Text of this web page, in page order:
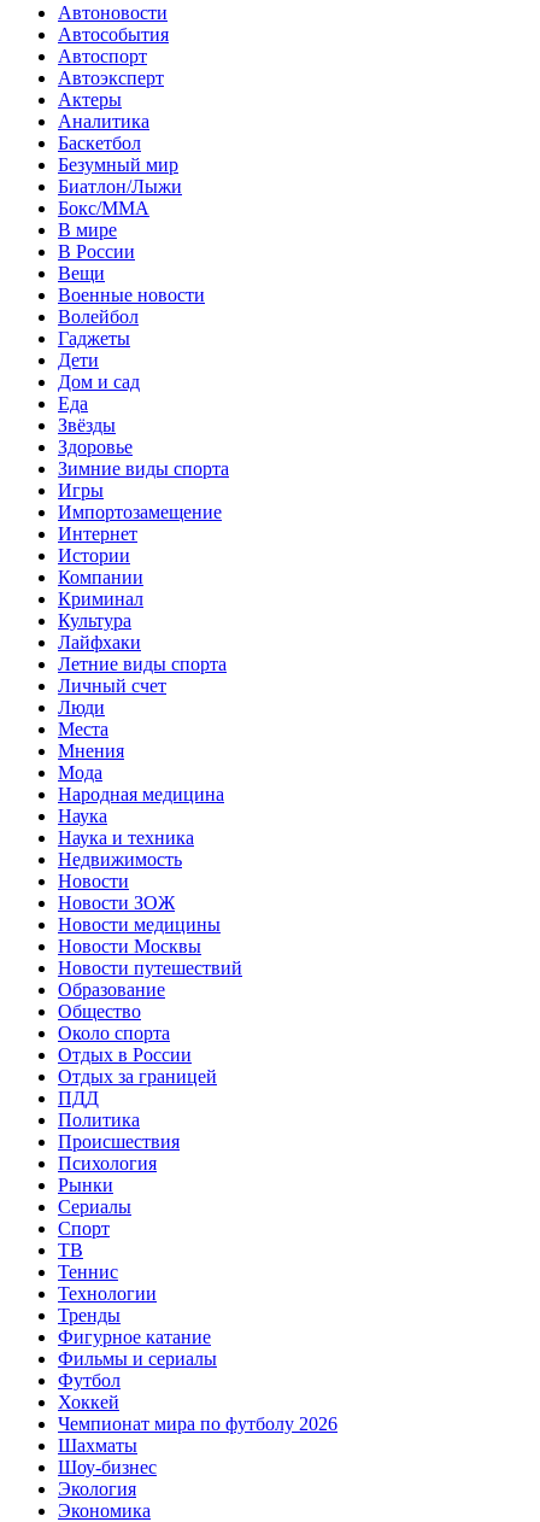
Автоновости
Автособытия
Автоспорт
Автоэксперт
Актеры
Аналитика
Баскетбол
Безумный мир
Биатлон/Лыжи
Бокс/MMA
В мире
В России
Вещи
Военные новости
Волейбол
Гаджеты
Дети
Дом и сад
Еда
Звёзды
Здоровье
Зимние виды спорта
Игры
Импортозамещение
Интернет
Истории
Компании
Криминал
Культура
Лайфхаки
Летние виды спорта
Личный счет
Люди
Места
Мнения
Мода
Народная медицина
Наука
Наука и техника
Недвижимость
Новости
Новости ЗОЖ
Новости медицины
Новости Москвы
Новости путешествий
Образование
Общество
Около спорта
Отдых в России
Отдых за границей
ПДД
Политика
Происшествия
Психология
Рынки
Сериалы
Спорт
ТВ
Теннис
Технологии
Тренды
Фигурное катание
Фильмы и сериалы
Футбол
Хоккей
Чемпионат мира по футболу 2026
Шахматы
Шоу-бизнес
Экология
Экономика